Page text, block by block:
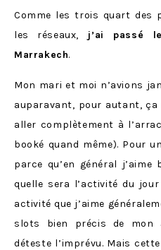
Comme les trois quart des
les réseaux, j’ai passé
Marrakech.
Mon mari et moi n’avions
auparavant, pour autant, ça
aller complètement à
booké quand même). Pour
parce qu’en général j’aime
quelle sera l’activité du
activité que j’aime
slots bien précis de mon
déteste l’imprévu. Mais